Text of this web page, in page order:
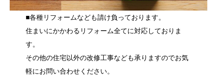
■各種リフォームなども請け負っております。
住まいにかかわるリフォーム全てに対応しておりま
す。
その他の住宅以外の改修工事なども承りますのでお気
軽にお問い合わせください。